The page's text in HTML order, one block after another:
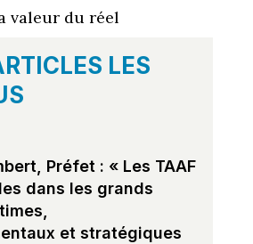
valeur du réel
LES
Préfet : « Les TAAF
dans les grands
et stratégiques